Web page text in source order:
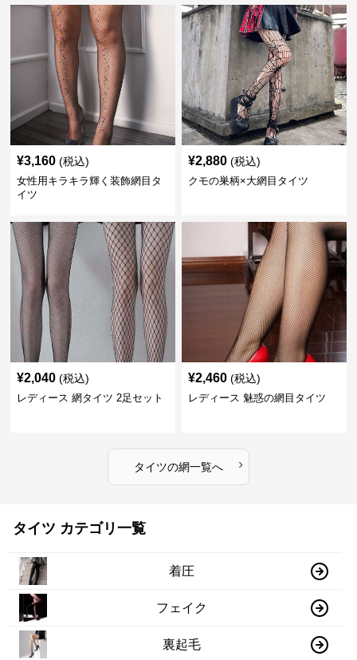
¥3,160 (税込)
女性用キラキラ輝く装飾網目タ
イツ
¥2,880 (税込)
クモの巣柄×大網目タイツ
¥2,040 (税込)
レディース 網タイツ 2足セット
¥2,460 (税込)
レディース 魅惑の網目タイツ
タイツの網一覧へ ›
タイツ カテゴリ一覧
着圧
フェイク
裏起毛